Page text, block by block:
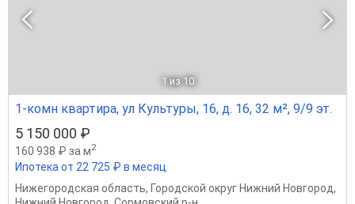
1 из 10
1-комн квартира, ул Культуры, 16, д. 16, 32 м², 9/9 эт.
5 150 000 ₽
160 938 ₽ за м2
Ипотека от 22 725 ₽ в месяц
Нижегородская область, Городской округ Нижний Новгород,